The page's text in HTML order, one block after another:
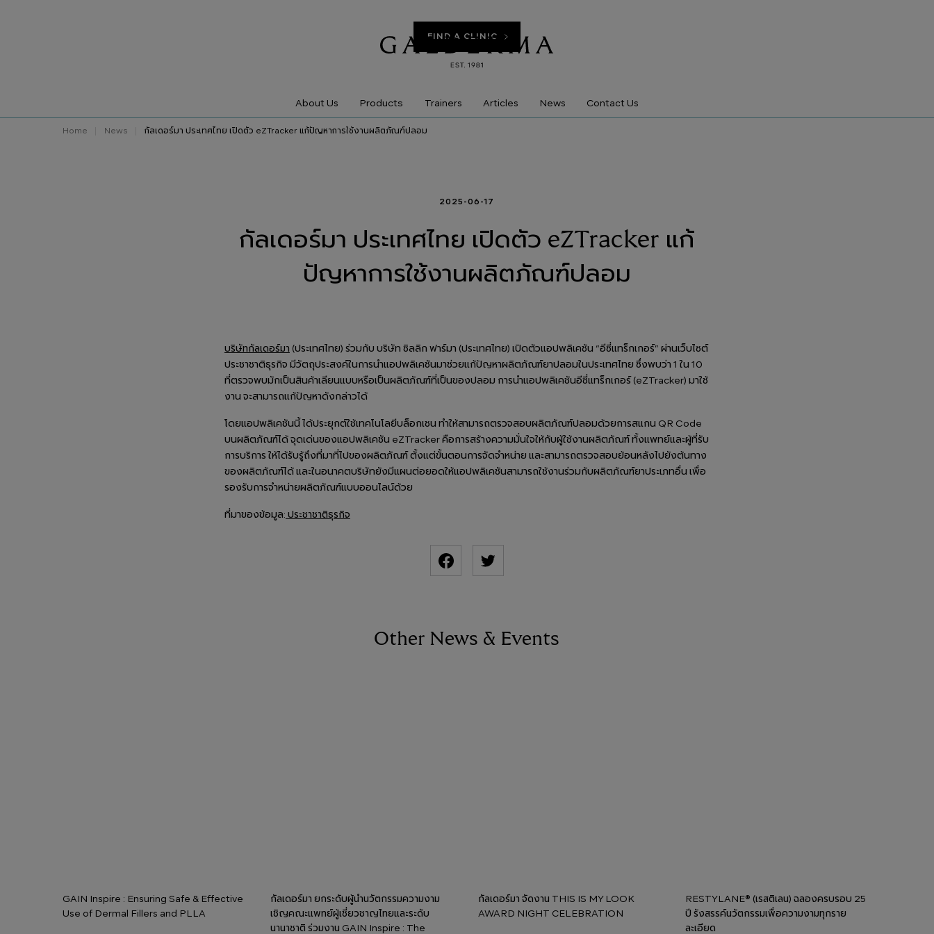
FIND A CLINIC
About Us Products Trainers Articles News Contact Us
Home News กัลเดอร์มา ประเทศไทย เปิดตัว eZTracker แก้ปัญหาการใช้งานผลิตภัณฑ์ปลอม
2025-06-17
กัลเดอร์มา ประเทศไทย เปิดตัว eZTracker แก้
ปัญหาการใช้งานผลิตภัณฑ์ปลอม
บริษัทกัลเดอร์มา (ประเทศไทย) ร่วมกับ บริษัท ซิลลิก ฟาร์มา (ประเทศไทย) เปิดตัวแอปพลิเคชัน “อีซี่แทร็กเกอร์” ผ่านเว็บไซต์
ประชาชาติธุรกิจ มีวัตถุประสงค์ในการนำแอปพลิเคชันมาช่วยแก้ปัญหาผลิตภัณฑ์ยาปลอมในประเทศไทย ซึ่งพบว่า 1 ใน 10
ที่ตรวจพบมักเป็นสินค้าเลียนแบบหรือเป็นผลิตภัณฑ์ที่เป็นของปลอม การนำแอปพลิเคชันอีซี่แทร็กเกอร์ (eZTracker) มาใช้
งาน จะสามารถแก้ปัญหาดังกล่าวได้
โดยแอปพลิเคชันนี้ ได้ประยุกต์ใช้เทคโนโลยีบล็อกเชน ทำให้สามารถตรวจสอบผลิตภัณฑ์ปลอมด้วยการสแกน QR Code
บนผลิตภัณฑ์ได้ จุดเด่นของแอปพลิเคชัน eZTracker คือการสร้างความมั่นใจให้กับผู้ใช้งานผลิตภัณฑ์ ทั้งแพทย์และผู้ที่รับ
การบริการ ให้ได้รับรู้ถึงที่มาที่ไปของผลิตภัณฑ์ ตั้งแต่ขั้นตอนการจัดจำหน่าย และสามารถตรวจสอบย้อนหลังไปยังต้นทาง
ของผลิตภัณฑ์ได้ และในอนาคตบริษัทยังมีแผนต่อยอดให้แอปพลิเคชันสามารถใช้งานร่วมกับผลิตภัณฑ์ยาประเภทอื่น เพื่อ
รองรับการจำหน่ายผลิตภัณฑ์แบบออนไลน์ด้วย
ที่มาของข้อมูล: ประชาชาติธุรกิจ
Other News & Events
GAIN Inspire : Ensuring Safe & Effective
Use of Dermal Fillers and PLLA
กัลเดอร์มา ยกระดับผู้นำนวัตกรรมความงาม
เชิญคณะแพทย์ผู้เชี่ยวชาญไทยและระดับ
นานาชาติ ร่วมงาน GAIN Inspire : The
กัลเดอร์มา จัดงาน THIS IS MY LOOK
AWARD NIGHT CELEBRATION
RESTYLANE® (เรสติเลน) ฉลองครบรอบ 25
ปี รังสรรค์นวัตกรรมเพื่อความงามทุกราย
ละเอียด